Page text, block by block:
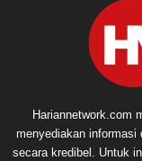
Hariannetwork.com
menyediakan informasi
secara kredibel. Untuk